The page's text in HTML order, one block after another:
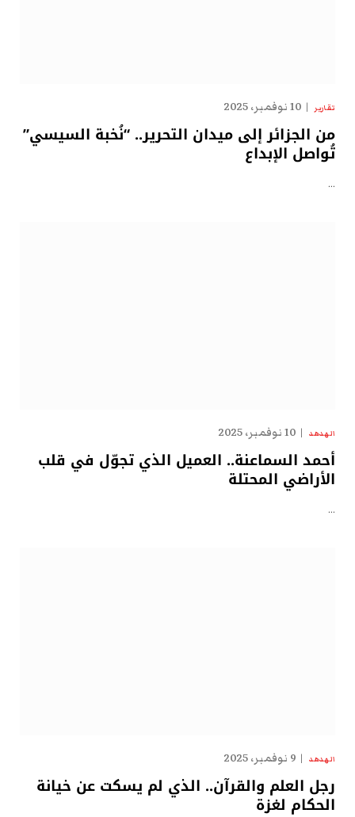
تقارير 10 نوفمبر، 2025
من الجزائر إلى ميدان التحرير.. “نُخبة السيسي”
تُواصل الإبداع
…
الهدهد 10 نوفمبر، 2025
أحمد السماعنة.. العميل الذي تجوّل في قلب
الأراضي المحتلة
…
الهدهد 9 نوفمبر، 2025
رجل العلم والقرآن.. الذي لم يسكت عن خيانة
الحكام لغزة